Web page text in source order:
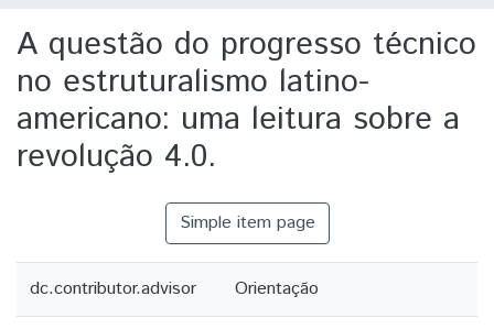
A questão do progresso técnico
no estruturalismo latino-
americano: uma leitura sobre a
revolução 4.0.
Simple item page
dc.contributor.advisor Orientação